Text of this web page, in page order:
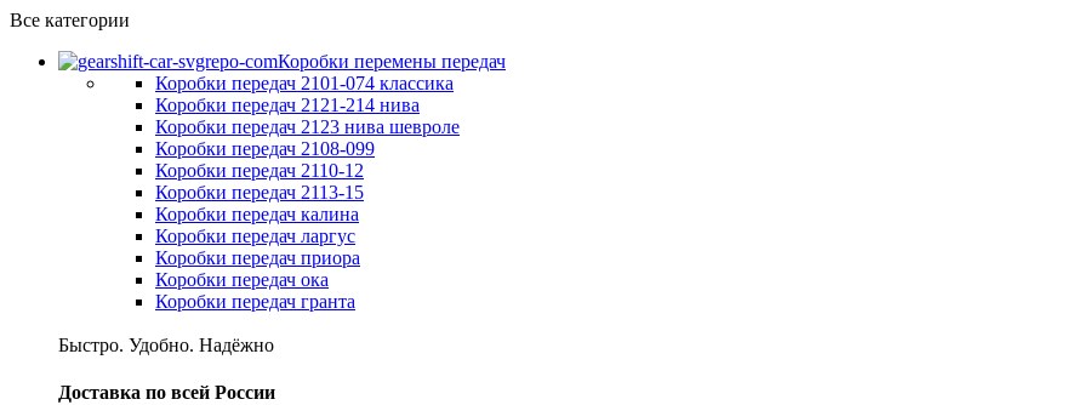
Все категории
Коробки перемены передач
Коробки передач 2101-074 классика
Коробки передач 2121-214 нива
Коробки передач 2123 нива шевроле
Коробки передач 2108-099
Коробки передач 2110-12
Коробки передач 2113-15
Коробки передач калина
Коробки передач ларгус
Коробки передач приора
Коробки передач ока
Коробки передач гранта
Быстро. Удобно. Надёжно
Доставка по всей России